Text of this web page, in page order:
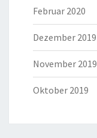
Februar 2020
Dezember 2019
November 2019
Oktober 2019